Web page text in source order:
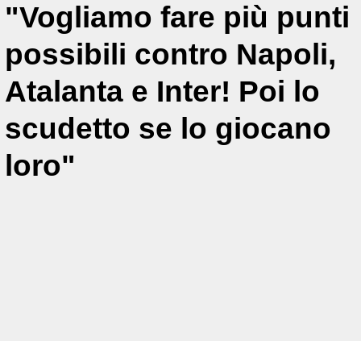
"Vogliamo fare più punti
possibili contro Napoli,
Atalanta e Inter! Poi lo
scudetto se lo giocano
loro"